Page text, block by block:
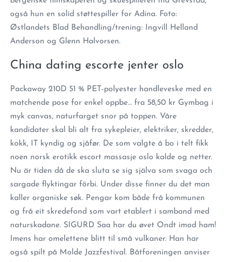
også hun en solid støttespiller for Adina. Foto:
Østlandets Blad Behandling/trening: Ingvill Helland
Anderson og Glenn Halvorsen.
China dating escorte jenter oslo
Packaway 210D 51 % PET-polyester handleveske med en
matchende pose for enkel oppbe… fra 58,50 kr Gymbag i
myk canvas, naturfarget snor på toppen. Våre
kandidater skal bli alt fra sykepleier, elektriker, skredder,
kokk, IT kyndig og sjåfør. De som valgte å bo i telt fikk
noen norsk erotikk escort massasje oslo kalde og netter.
Nu är tiden då de ska sluta se sig själva som svaga och
sargade flyktingar förbi. Under disse finner du det man
kaller organiske søk. Pengar kom både frå kommunen
og frå eit skredefond som vart etablert i samband med
naturskadane. SIGURD Saa har du øvet Ondt imod ham!
Imens har omelettene blitt til små vulkaner. Han har
også spilt på Molde Jazzfestival. Båtforeningen anviser